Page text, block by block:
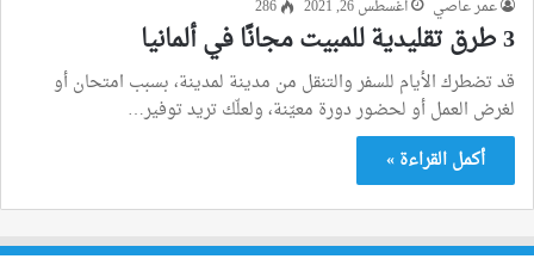
عمر عاصي أغسطس 26, 2021 286
3 طرق تقليدية للمبيت مجانًا في ألمانيا
قد تضطرك الأيام للسفر والتنقل من مدينة لمدينة، بسبب امتحان أو
لغرض العمل أو لحضور دورة معيّنة، ولعلّك تريد توفير…
أكمل القراءة »